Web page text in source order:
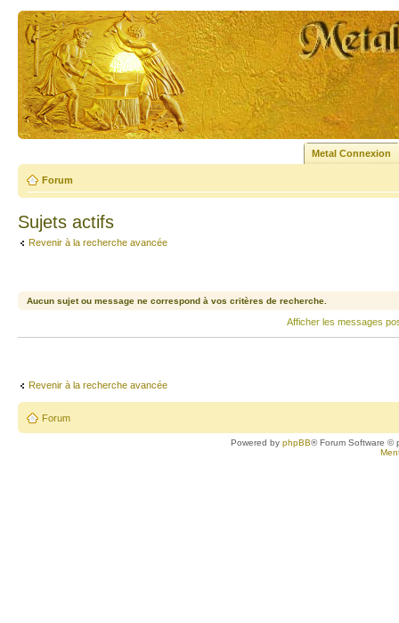
Metal Connexion
Forum
Sujets actifs
Revenir à la recherche avancée
Aucun sujet ou message ne correspond à vos critères de recherche.
Afficher les messages
Revenir à la recherche avancée
Forum
Powered byphpBB® Forum Software ©